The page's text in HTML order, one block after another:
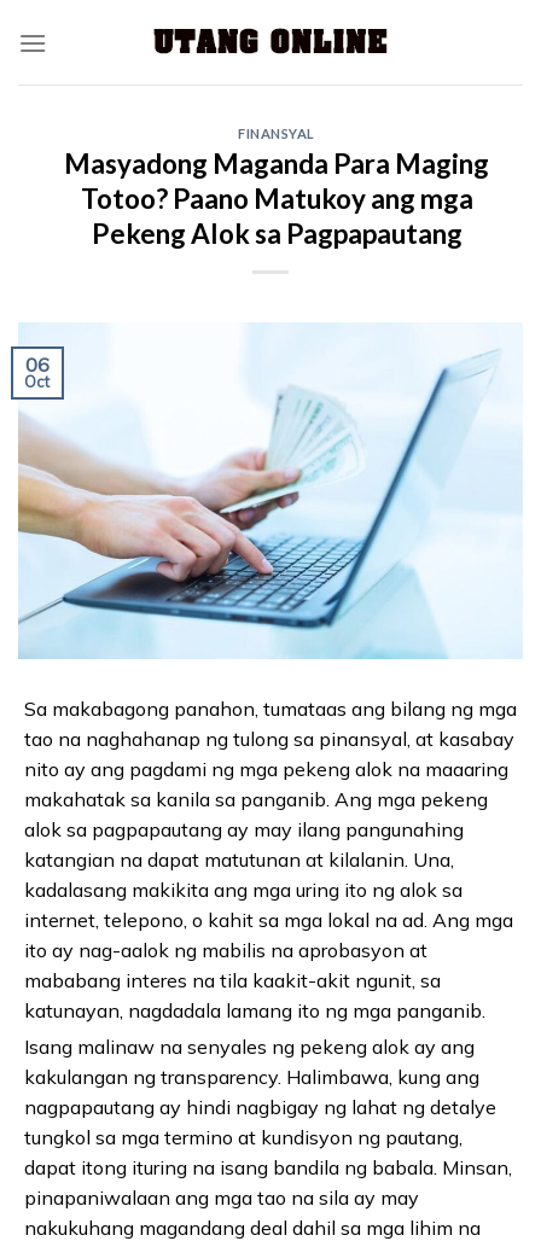
FINANSYAL
Masyadong Maganda Para Maging
Totoo? Paano Matukoy ang mga
Pekeng Alok sa Pagpapautang
06
Oct
Sa makabagong panahon, tumataas ang bilang ng mga
tao na naghahanap ng tulong sa pinansyal, at kasabay
nito ay ang pagdami ng mga pekeng alok na maaaring
makahatak sa kanila sa panganib. Ang mga pekeng
alok sa pagpapautang ay may ilang pangunahing
katangian na dapat matutunan at kilalanin. Una,
kadalasang makikita ang mga uring ito ng alok sa
internet, telepono, o kahit sa mga lokal na ad. Ang mga
ito ay nag-aalok ng mabilis na aprobasyon at
mababang interes na tila kaakit-akit ngunit, sa
katunayan, nagdadala lamang ito ng mga panganib.
Isang malinaw na senyales ng pekeng alok ay ang
kakulangan ng transparency. Halimbawa, kung ang
nagpapautang ay hindi nagbigay ng lahat ng detalye
tungkol sa mga termino at kundisyon ng pautang,
dapat itong ituring na isang bandila ng babala. Minsan,
pinapaniwalaan ang mga tao na sila ay may
nakukuhang magandang deal dahil sa mga lihim na